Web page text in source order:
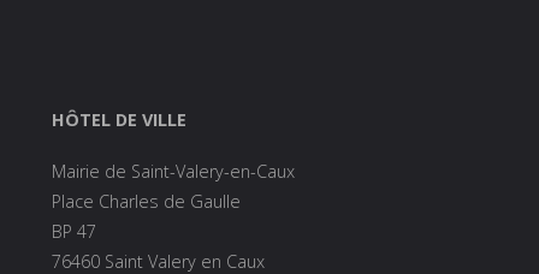
HÔTEL DE VILLE
Mairie de Saint-Valery-en-Caux
Place Charles de Gaulle
BP 47
76460 Saint Valery en Caux